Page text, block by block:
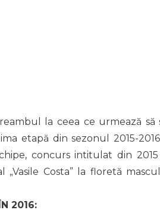
la ceea ce urmează să
etapă din sezonul 2015-
concurs intitulat din 2015
„Vasile Costa” la floretă
2016: